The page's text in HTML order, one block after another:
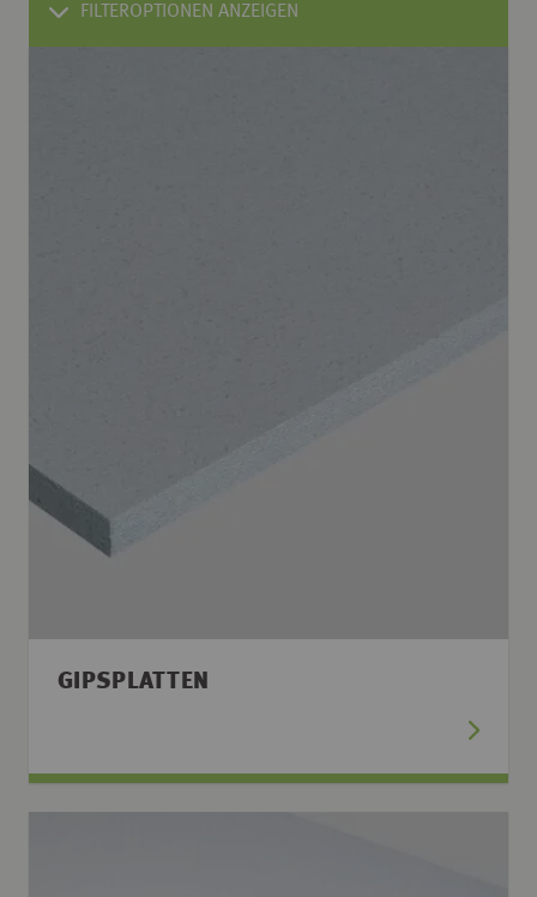
FILTEROPTIONEN ANZEIGEN
GIPSPLATTEN